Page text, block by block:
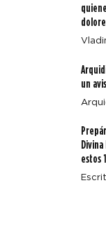
un
estos